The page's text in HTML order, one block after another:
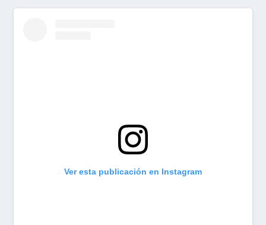
Ver esta publicación en Instagram